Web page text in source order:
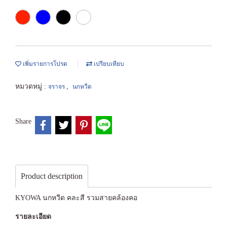
เพิ่มรายการโปรด เปรียบเทียบ
หมวดหมู่ : จราจร , นกหวีด
Share
Product description
KYOWA นกหวีด คละสี รวมสายคล้องคอ
รายละเอียด